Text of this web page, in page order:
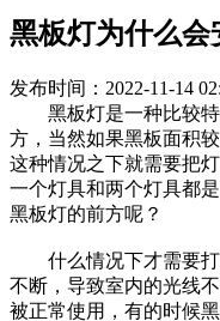
黑板灯为什么会
发布时间：2022-11-14
黑板灯是一种比较特
方，当然如果黑板面积
这种情况之下就需要把
一个灯具和两个灯具都
黑板灯的前方呢？
什么情况下才需要打
不断，导致室内的光线
被正常使用，有的时候